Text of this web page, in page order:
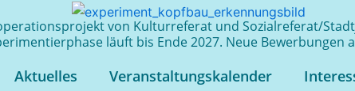
von Kulturreferat und Sozialreferat/
läuft bis Ende 2027. Neue Bewerbungen
Aktuelles Veranstaltungskalender